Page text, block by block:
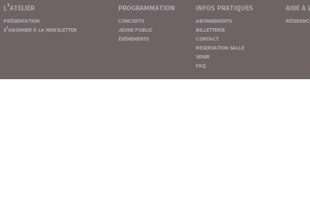
l'atelier
présentation
s'abonner à la newsletter
programmation
concerts
jeune public
événements
infos pratiques
abonnements
billetterie
contact
reservation salle
venir
faq
aide